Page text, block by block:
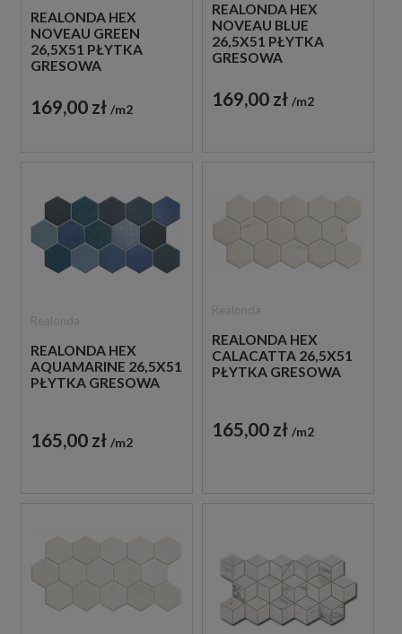
REALONDA HEX
NOVEAU GREEN
26,5X51 PŁYTKA
GRESOWA
169,00 zł m2
REALONDA HEX
NOVEAU BLUE
26,5X51 PŁYTKA
GRESOWA
169,00 zł m2
REALONDA HEX
AQUAMARINE 26,5X51
PŁYTKA GRESOWA
165,00 zł m2
REALONDA HEX
CALACATTA 26,5X51
PŁYTKA GRESOWA
165,00 zł m2